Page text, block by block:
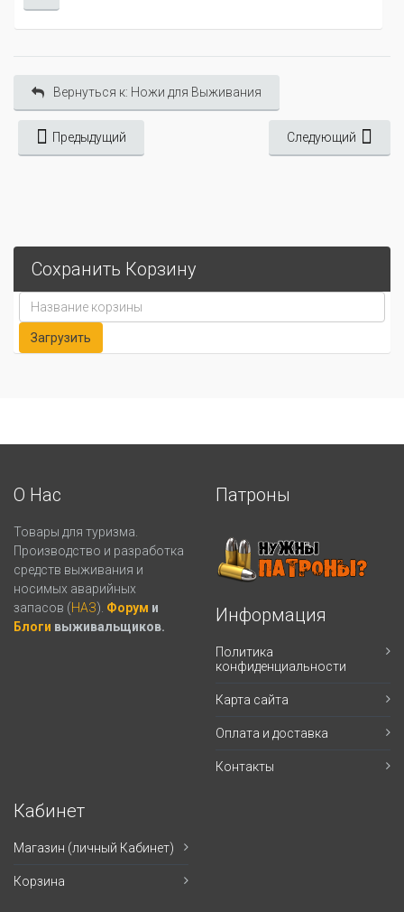
Вернуться к: Ножи для Выживания
Предыдущий Следующий
Сохранить Корзину
О Нас
Товары для туризма.
Производство и разработка
средств выживания и
носимых аварийных
запасов (НАЗ). Форум и
Блоги выживальщиков.
Патроны
Информация
Политика
конфиденциальности
Карта сайта
Оплата и доставка
Контакты
Кабинет
Магазин (личный Кабинет)
Корзина